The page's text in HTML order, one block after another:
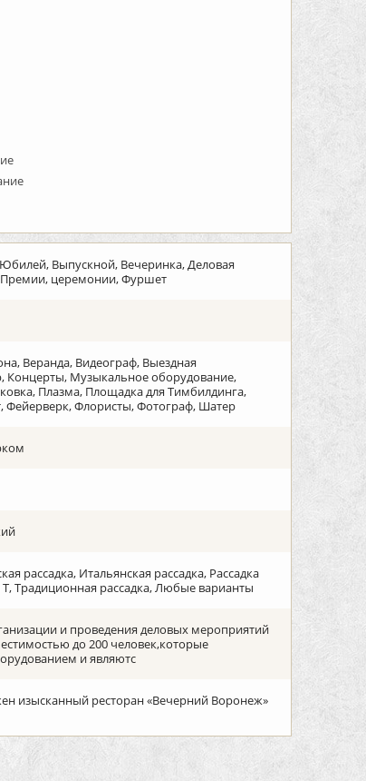
Выпускной, Вечеринка, Деловая
Премии, церемонии, Фуршет
Веранда, Видеограф, Выездная
Концерты, Музыкальное оборудование,
Плазма, Площадка для Тимбилдинга,
Фейерверк, Флористы, Фотограф, Шатер
рассадка, Итальянская рассадка, Рассадка
Т, Традиционная рассадка, Любые варианты
и проведения деловых мероприятий
до 200 человек,которые
и являютс
изысканный ресторан «Вечерний Воронеж»